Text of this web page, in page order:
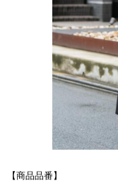
【商品品番】